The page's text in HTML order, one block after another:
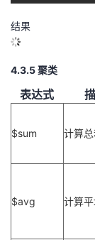
结果
4.3.5 聚类
表达式
$sum 计算总
$avg 计算